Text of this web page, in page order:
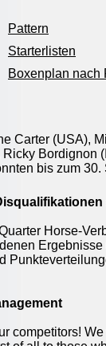
Pattern
Starterlisten
Boxenplan nach
Carter (USA),
Bordignon
bis zum
Horse-
competitors!